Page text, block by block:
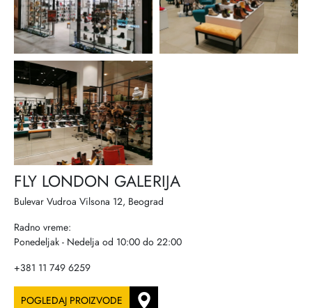
FLY LONDON GALERIJA
Bulevar Vudroa Vilsona 12, Beograd
Radno vreme:
Ponedeljak - Nedelja od 10:00 do 22:00
+381 11 749 6259
POGLEDAJ PROIZVODE